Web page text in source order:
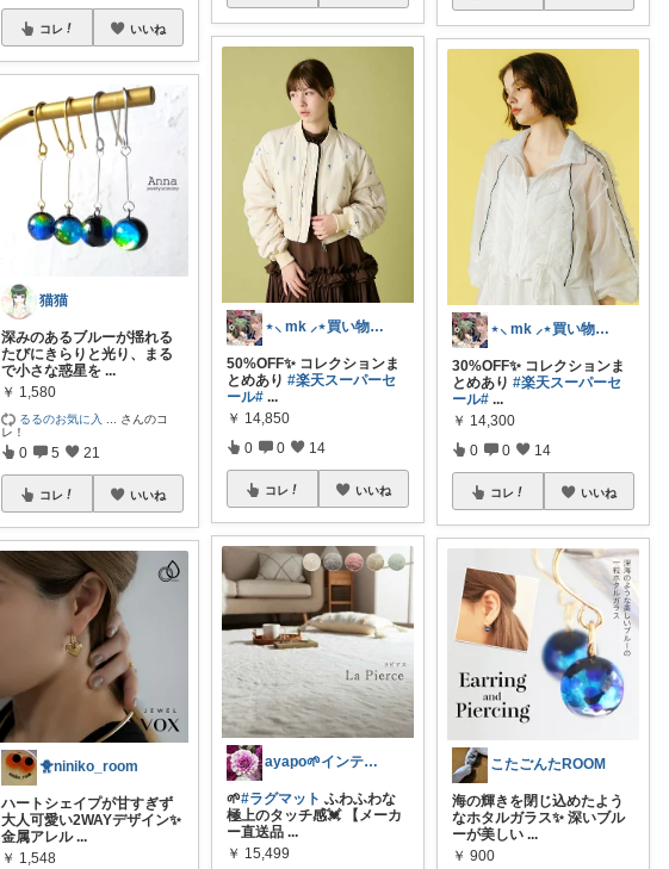
コレ いいね
猫猫
深みのあるブルーが揺れる
たびにきらりと光り、まる
で小さな惑星を ...
￥ 1,580
るるのお気に入
さんのコ
レ！
0 5 21
コレ いいね
🐥niniko_room
ハートシェイプが甘すぎず
大人可愛い2WAYデザイン✨
金属アレル ...
￥ 1,548
⋆⸜ mk ⸝⋆買い物は楽天で
50%OFF✨ コレクションま
とめあり#楽天スーパーセ
ール# ...
￥ 14,850
0 0 14
コレ いいね
ayapo🌱インテリア&雑貨
🌱#ラグマット ふわふわな
極上のタッチ感💓 【メーカ
ー直送品 ...
￥ 15,499
⋆⸜ mk ⸝⋆買い物は楽天で
30%OFF✨ コレクションま
とめあり#楽天スーパーセ
ール# ...
￥ 14,300
0 0 14
コレ いいね
こたごんたROOM
海の輝きを閉じ込めたよう
なホタルガラス✨ 深いブル
ーが美しい ...
￥ 900